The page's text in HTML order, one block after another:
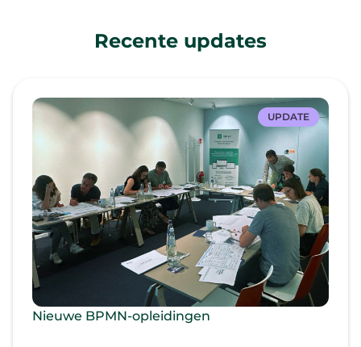
Recente updates
UPDATE
Nieuwe BPMN-opleidingen